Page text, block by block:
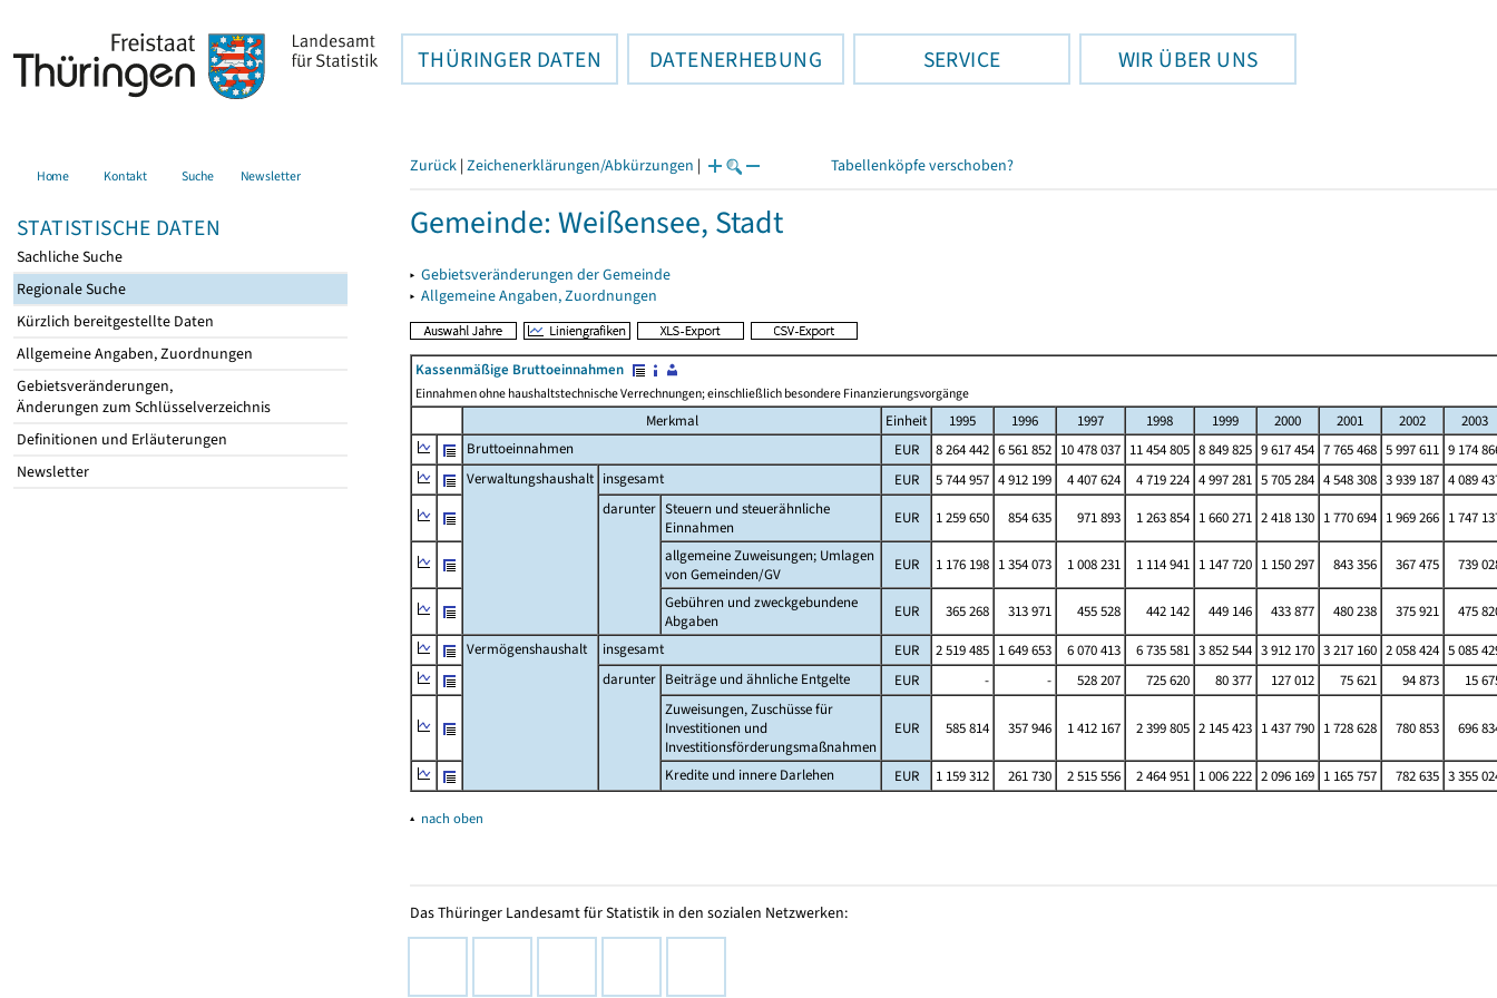
THÜRINGER DATEN DATENERHEBUNG SERVICE WIR ÜBER UNS
Home Kontakt Suche Newsletter
STATISTISCHE DATEN
Sachliche Suche
Regionale Suche
Kürzlich bereitgestellte Daten
Allgemeine Angaben, Zuordnungen
Gebietsveränderungen,
Änderungen zum Schlüsselverzeichnis
Definitionen und Erläuterungen
Newsletter
Zurück | Zeichenerklärungen/Abkürzungen | Tabellenköpfe verschoben?
Gemeinde: Weißensee, Stadt
▸ Gebietsveränderungen der Gemeinde
▸ Allgemeine Angaben, Zuordnungen
Kassenmäßige Bruttoeinnahmen
Einnahmen ohne haushaltstechnische Verrechnungen; einschließlich besondere Finanzierungsvorgänge
Merkmal Einheit 1995 1996 1997 1998 1999 2000 2001 2002
2003
Bruttoeinnahmen
EUR 8 264 442 6 561 852 10 478 037 11 454 805 8 849 825 9 617 454 7 765 468 5 997 611 9 174
Verwaltungshaushalt insgesamt EUR 5 744 957 4 912 199 4 407 624 4 719 224 4 997 281 5 705 284 4 548 308 3 939 187 4 089
darunter Steuern und steuerähnliche
Einnahmen
EUR 1 259 650 854 635 971 893 1 263 854 1 660 271 2 418 130 1 770 694 1 969 266 1 747
allgemeine Zuweisungen; Umlagen
von Gemeinden/GV
EUR 1 176 198 1 354 073 1 008 231 1 114 941 1 147 720 1 150 297 843 356 367 475
739
Gebühren und zweckgebundene
Abgaben
EUR 365 268 313 971 455 528 442 142 449 146 433 877 480 238 375 921
475
Vermögenshaushalt
insgesamt EUR 2 519 485 1 649 653 6 070 413 6 735 581 3 852 544 3 912 170 3 217 160 2 058 424 5 085
darunter Beiträge und ähnliche Entgelte EUR - - 528 207 725 620 80 377 127 012 75 621 94 873
15
Zuweisungen, Zuschüsse für
Investitionen und
Investitionsförderungsmaßnahmen
EUR 585 814 357 946 1 412 167 2 399 805 2 145 423 1 437 790 1 728 628 780 853 696
Kredite und innere Darlehen EUR 1 159 312 261 730 2 515 556 2 464 951 1 006 222 2 096 169 1 165 757 782 635 3 355
▴ nach oben
Das Thüringer Landesamt für Statistik in den sozialen Netzwerken: